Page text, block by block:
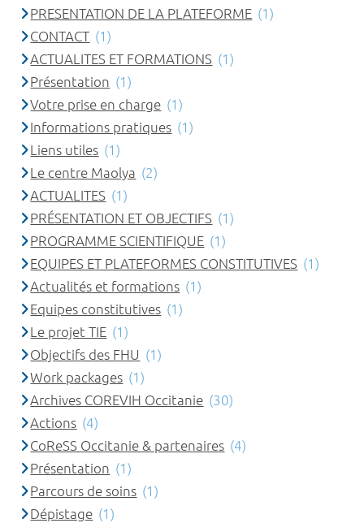
PRESENTATION DE LA PLATEFORME (1)
CONTACT (1)
ACTUALITES ET FORMATIONS (1)
Présentation (1)
Votre prise en charge (1)
Informations pratiques (1)
Liens utiles (1)
Le centre Maolya (2)
ACTUALITES (1)
PRÉSENTATION ET OBJECTIFS (1)
PROGRAMME SCIENTIFIQUE (1)
EQUIPES ET PLATEFORMES CONSTITUTIVES (1)
Actualités et formations (1)
Equipes constitutives (1)
Le projet TIE (1)
Objectifs des FHU (1)
Work packages (1)
Archives COREVIH Occitanie (30)
Actions (4)
CoReSS Occitanie & partenaires (4)
Présentation (1)
Parcours de soins (1)
Dépistage (1)